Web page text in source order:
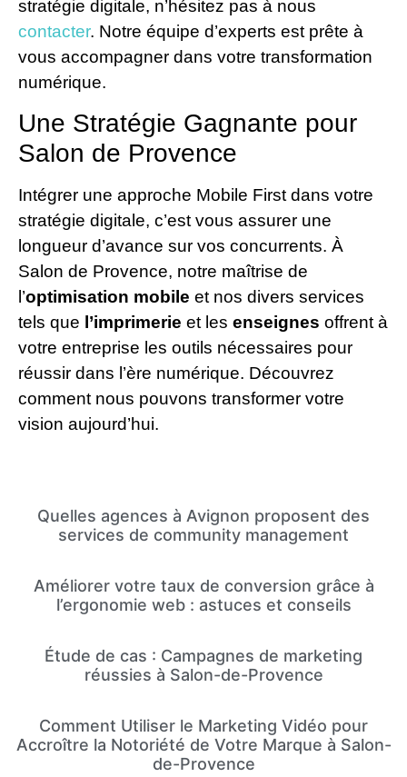
stratégie digitale, n’hésitez pas à nous
contacter. Notre équipe d’experts est prête à
vous accompagner dans votre transformation
numérique.
Une Stratégie Gagnante pour
Salon de Provence
Intégrer une approche Mobile First dans votre
stratégie digitale, c’est vous assurer une
longueur d’avance sur vos concurrents. À
Salon de Provence, notre maîtrise de
l’optimisation mobile et nos divers services
tels que l’imprimerie et les enseignes offrent à
votre entreprise les outils nécessaires pour
réussir dans l’ère numérique. Découvrez
comment nous pouvons transformer votre
vision aujourd’hui.
Quelles agences à Avignon proposent des
services de community management
Améliorer votre taux de conversion grâce à
l’ergonomie web : astuces et conseils
Étude de cas : Campagnes de marketing
réussies à Salon-de-Provence
Comment Utiliser le Marketing Vidéo pour
Accroître la Notoriété de Votre Marque à Salon-
de-Provence